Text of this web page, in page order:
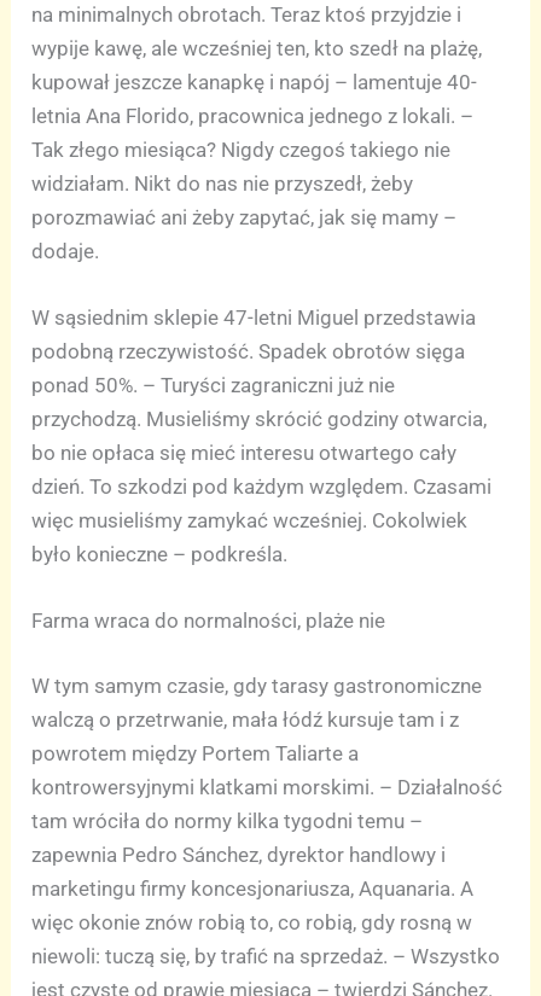
na minimalnych obrotach. Teraz ktoś przyjdzie i
wypije kawę, ale wcześniej ten, kto szedł na plażę,
kupował jeszcze kanapkę i napój – lamentuje 40-
letnia Ana Florido, pracownica jednego z lokali. –
Tak złego miesiąca? Nigdy czegoś takiego nie
widziałam. Nikt do nas nie przyszedł, żeby
porozmawiać ani żeby zapytać, jak się mamy –
dodaje.
W sąsiednim sklepie 47-letni Miguel przedstawia
podobną rzeczywistość. Spadek obrotów sięga
ponad 50%. – Turyści zagraniczni już nie
przychodzą. Musieliśmy skrócić godziny otwarcia,
bo nie opłaca się mieć interesu otwartego cały
dzień. To szkodzi pod każdym względem. Czasami
więc musieliśmy zamykać wcześniej. Cokolwiek
było konieczne – podkreśla.
Farma wraca do normalności, plaże nie
W tym samym czasie, gdy tarasy gastronomiczne
walczą o przetrwanie, mała łódź kursuje tam i z
powrotem między Portem Taliarte a
kontrowersyjnymi klatkami morskimi. – Działalność
tam wróciła do normy kilka tygodni temu –
zapewnia Pedro Sánchez, dyrektor handlowy i
marketingu firmy koncesjonariusza, Aquanaria. A
więc okonie znów robią to, co robią, gdy rosną w
niewoli: tuczą się, by trafić na sprzedaż. – Wszystko
jest czyste od prawie miesiąca – twierdzi Sánchez.